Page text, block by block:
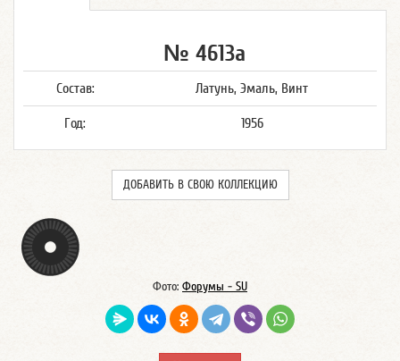
№ 4613а
Состав: Латунь, Эмаль, Винт
Год: 1956
ДОБАВИТЬ В СВОЮ КОЛЛЕКЦИЮ
Фото: Форумы - SU